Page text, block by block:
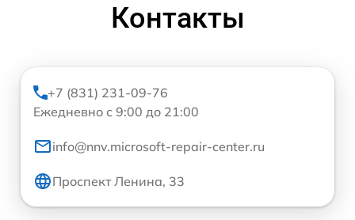
Контакты
+7 (831) 231-09-76
Ежедневно с 9:00 до 21:00
info@nnv.microsoft-repair-center.ru
Проспект Ленина, 33